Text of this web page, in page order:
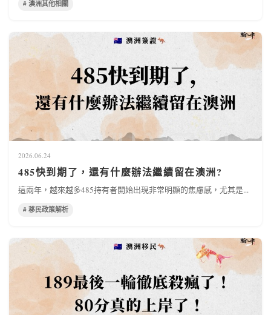
# 澳洲其他相關
2026.06.24
485快到期了，還有什麼辦法繼續留在澳洲?
這兩年，越來越多485持有者開始出現非常明顯的焦慮感，尤其是...
# 移民政策解析